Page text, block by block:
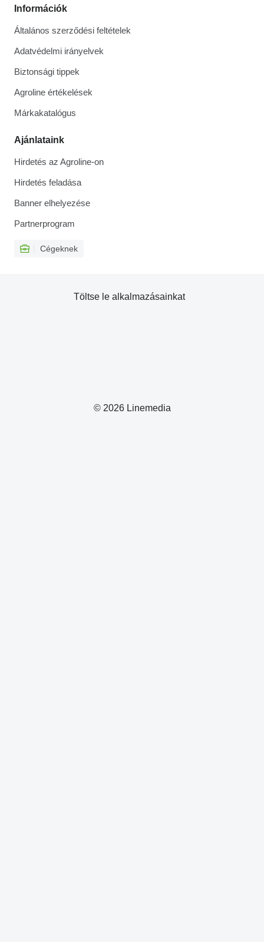
Információk
Általános szerződési feltételek
Adatvédelmi irányelvek
Biztonsági tippek
Agroline értékelések
Márkakatalógus
Ajánlataink
Hirdetés az Agroline-on
Hirdetés feladása
Banner elhelyezése
Partnerprogram
Cégeknek
© 2026 Linemedia
Töltse le alkalmazásainkat